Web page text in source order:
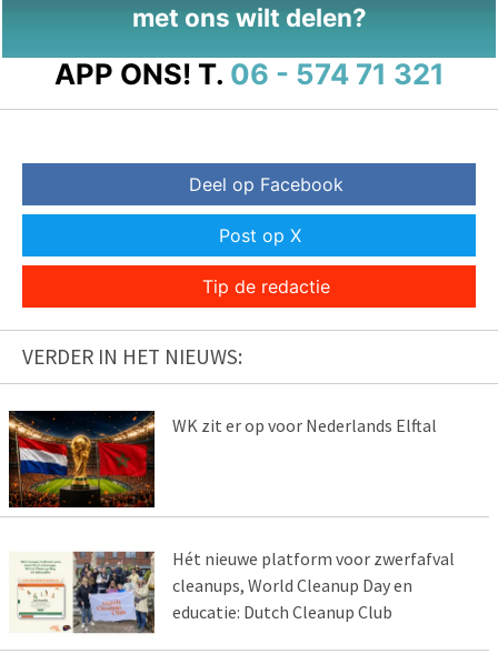
met ons wilt delen?
APP ONS! T. 06 - 574 71 321
Deel op Facebook
Post op X
Tip de redactie
VERDER IN HET NIEUWS:
WK zit er op voor Nederlands Elftal
Hét nieuwe platform voor zwerfafval
cleanups, World Cleanup Day en
educatie: Dutch Cleanup Club